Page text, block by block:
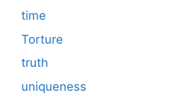
time
Torture
truth
uniqueness